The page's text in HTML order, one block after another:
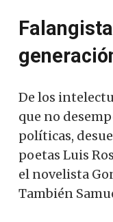
De los
que no
políticas,
poetas Luis
el novelista
También